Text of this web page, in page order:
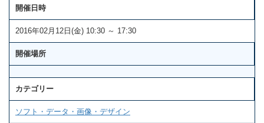
開催日時
2016年02月12日(金) 10:30 ～ 17:30
開催場所
カテゴリー
ソフト・データ・画像・デザイン